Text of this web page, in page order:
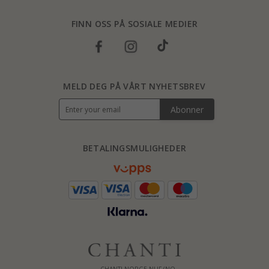
FINN OSS PÅ SOSIALE MEDIER
BETALINGSMULIGHEDER
MELD DEG PÅ VÅRT NYHETSBREV
Abonner